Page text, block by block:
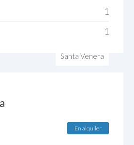
1
1
Santa Venera
En alquiler